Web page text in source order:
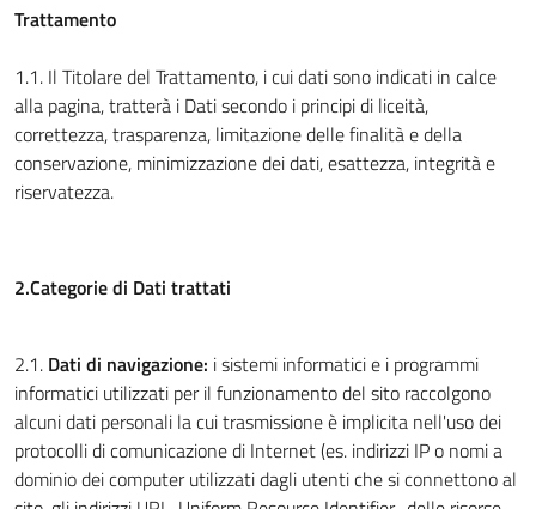
Trattamento
1.1. Il Titolare del Trattamento, i cui dati sono indicati in calce
alla pagina, tratterà i Dati secondo i principi di liceità,
correttezza, trasparenza, limitazione delle finalità e della
conservazione, minimizzazione dei dati, esattezza, integrità e
riservatezza.
2.Categorie di Dati trattati
2.1. Dati di navigazione: i sistemi informatici e i programmi
informatici utilizzati per il funzionamento del sito raccolgono
alcuni dati personali la cui trasmissione è implicita nell'uso dei
protocolli di comunicazione di Internet (es. indirizzi IP o nomi a
dominio dei computer utilizzati dagli utenti che si connettono al